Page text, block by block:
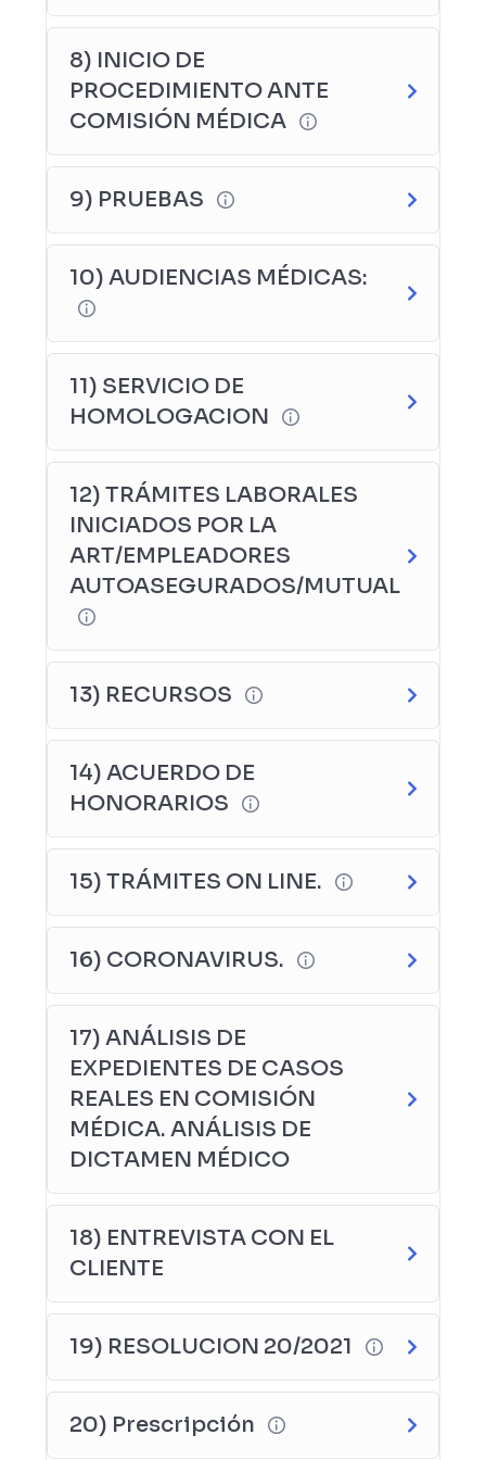
8) INICIO DE
PROCEDIMIENTO ANTE
COMISIÓN MÉDICA
9) PRUEBAS
10) AUDIENCIAS MÉDICAS:
11) SERVICIO DE
HOMOLOGACION
12) TRÁMITES LABORALES
INICIADOS POR LA
ART/EMPLEADORES
AUTOASEGURADOS/MUTUAL
13) RECURSOS
14) ACUERDO DE
HONORARIOS
15) TRÁMITES ON LINE.
16) CORONAVIRUS.
17) ANÁLISIS DE
EXPEDIENTES DE CASOS
REALES EN COMISIÓN
MÉDICA. ANÁLISIS DE
DICTAMEN MÉDICO
18) ENTREVISTA CON EL
CLIENTE
19) RESOLUCION 20/2021
20) Prescripción